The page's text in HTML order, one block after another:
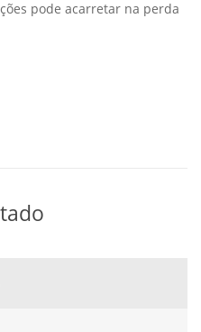
pode acarretar na perda